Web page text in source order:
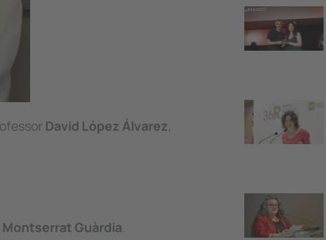
David López Álvarez,
Montserrat Guàrdia.